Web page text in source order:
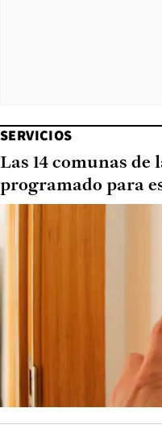
SERVICIOS
Las 14 comunas
programado para